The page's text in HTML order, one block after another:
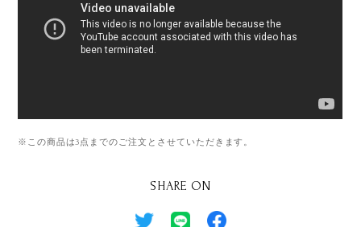
※この商品は3点までのご注文とさせていただきます。
SHARE ON